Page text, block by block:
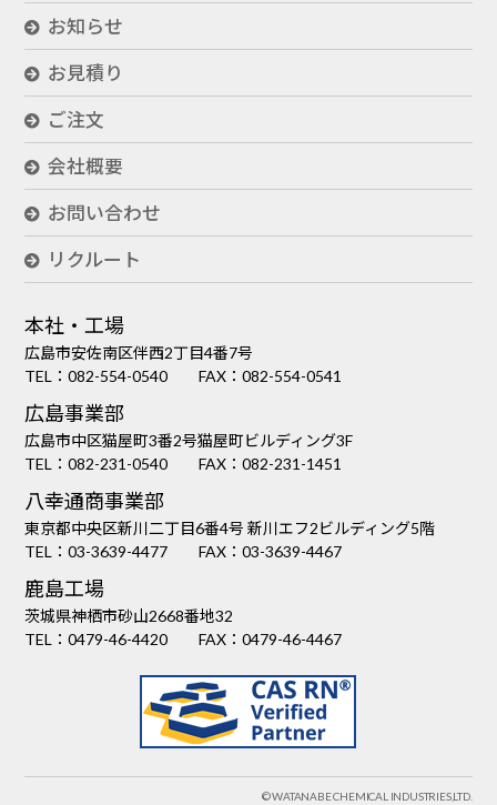
お知らせ
お見積り
ご注文
会社概要
お問い合わせ
リクルート
本社・工場
広島市安佐南区伴西2丁目4番7号
TEL：082-554-0540 FAX：082-554-0541
広島事業部
広島市中区猫屋町3番2号猫屋町ビルディング3F
TEL：082-231-0540 FAX：082-231-1451
八幸通商事業部
東京都中央区新川二丁目6番4号 新川エフ2ビルディング5階
TEL：03-3639-4477 FAX：03-3639-4467
鹿島工場
茨城県神栖市砂山2668番地32
TEL：0479-46-4420 FAX：0479-46-4467
© WATANABE CHEMICAL INDUSTRIES,LTD.